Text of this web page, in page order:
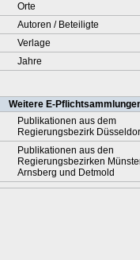
Orte
Autoren / Beteiligte
Verlage
Jahre
Weitere E-
Publikationen aus dem
Regierungsbezirk
Publikationen aus den
Regierungsbezirken
Arnsberg und Detmold